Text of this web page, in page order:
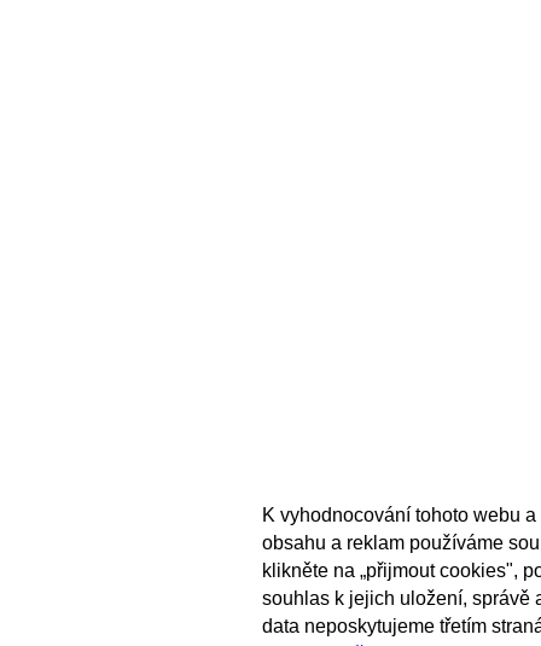
K vyhodnocování tohoto webu
obsahu a reklam používáme
klikněte na „přijmout cookies",
souhlas k jejich uložení, správě
data neposkytujeme třetím